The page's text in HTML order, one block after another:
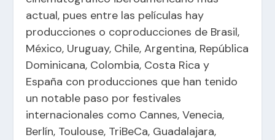
actual, pues entre las películas hay
producciones o coproducciones de Brasil,
México, Uruguay, Chile, Argentina, República
Dominicana, Colombia, Costa Rica y
España con producciones que han tenido
un notable paso por festivales
internacionales como Cannes, Venecia,
Berlín, Toulouse, TriBeCa, Guadalajara,